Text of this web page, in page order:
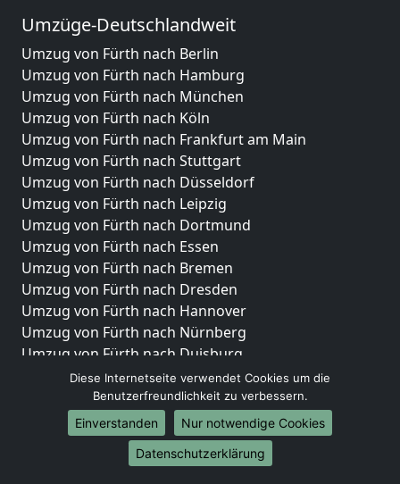
Umzüge-Deutschlandweit
Umzug von Fürth nach Berlin
Umzug von Fürth nach Hamburg
Umzug von Fürth nach München
Umzug von Fürth nach Köln
Umzug von Fürth nach Frankfurt am Main
Umzug von Fürth nach Stuttgart
Umzug von Fürth nach Düsseldorf
Umzug von Fürth nach Leipzig
Umzug von Fürth nach Dortmund
Umzug von Fürth nach Essen
Umzug von Fürth nach Bremen
Umzug von Fürth nach Dresden
Umzug von Fürth nach Hannover
Umzug von Fürth nach Nürnberg
Umzug von Fürth nach Duisburg
Umzug von Fürth nach Bochum
Umzug von Fürth nach Wuppertal
Umzug von Fürth nach Bielefeld
Umzug von Fürth nach Bonn
Umzug von Fürth nach Münster
Diese Internetseite verwendet Cookies um die
Benutzerfreundlichkeit zu verbessern.
Einverstanden
Nur notwendige Cookies
Datenschutzerklärung